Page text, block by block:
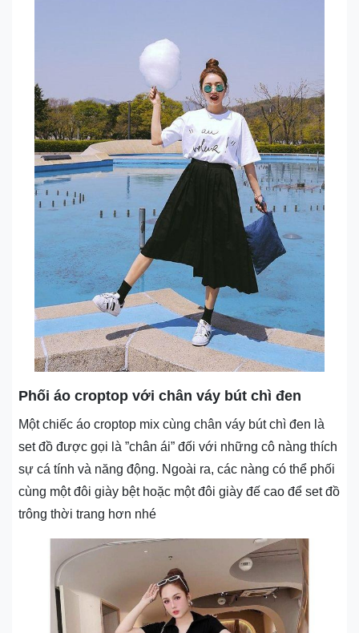
Phối áo croptop với chân váy bút chì đen
Một chiếc áo croptop mix cùng chân váy bút chì đen là
set đồ được gọi là ”chân ái” đối với những cô nàng thích
sự cá tính và năng động. Ngoài ra, các nàng có thể phối
cùng một đôi giày bệt hoặc một đôi giày đế cao để set đồ
trông thời trang hơn nhé